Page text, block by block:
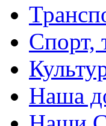
Спорт,
Наша